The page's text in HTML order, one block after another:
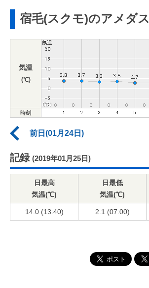
宿毛(スクモ)のアメダス
気温
(℃)
時刻
前日(01月24日)
記録 (2019年01月25日)
日最高
気温(℃)
日最低
気温(℃)
14.0 (13:40) 2.1 (07:00)